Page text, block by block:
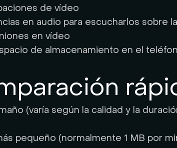
de vídeo
en audio para escucharlos sobre
en vídeo
de almacenamiento en el
(varía según la calidad y la
pequeño (normalmente 1 MB por